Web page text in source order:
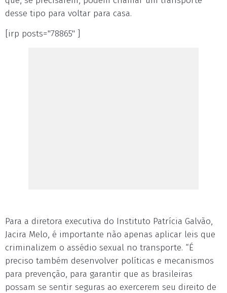
desse tipo para voltar para casa.
[irp posts="78865" ]
Para a diretora executiva do Instituto Patrícia Galvão,
Jacira Melo, é importante não apenas aplicar leis que
criminalizem o assédio sexual no transporte. “É
preciso também desenvolver políticas e mecanismos
para prevenção, para garantir que as brasileiras
possam se sentir seguras ao exercerem seu direito de